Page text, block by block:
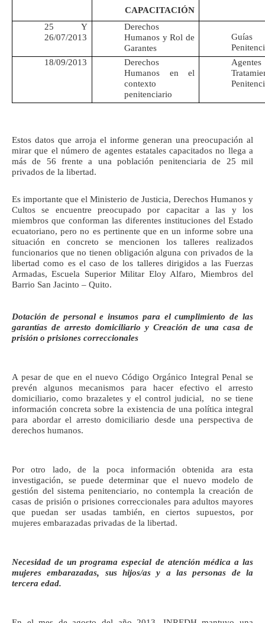
CAPACITACIÓN
25 Y
26/07/2013
Derechos
Humanos y Rol de
Garantes
Guías
18/09/2013
Derechos
Humanos en el
contexto
penitenciario
Estos datos que arroja el informe generan una preocupación al
mirar que el número de agentes estatales capacitados no llega a
más de 56 frente a una población penitenciaria de 25 mil
privados de la libertad.
Es importante que el Ministerio de Justicia, Derechos Humanos y
Cultos se encuentre preocupado por capacitar a las y los
miembros que conforman las diferentes instituciones del Estado
ecuatoriano, pero no es pertinente que en un informe sobre una
situación en concreto se mencionen los talleres realizados
funcionarios que no tienen obligación alguna con privados de la
libertad como es el caso de los talleres dirigidos a las Fuerzas
Armadas, Escuela Superior Militar Eloy Alfaro, Miembros del
Barrio San Jacinto – Quito.
Dotación de personal e insumos para el cumplimiento de las
garantías de arresto domiciliario y Creación de una casa de
prisión o prisiones correccionales
A pesar de que en el nuevo Código Orgánico Integral Penal se
prevén algunos mecanismos para hacer efectivo el arresto
domiciliario, como brazaletes y el control judicial, no se tiene
información concreta sobre la existencia de una política integral
para abordar el arresto domiciliario desde una perspectiva de
derechos humanos.
Por otro lado, de la poca información obtenida ara esta
investigación, se puede determinar que el nuevo modelo de
gestión del sistema penitenciario, no contempla la creación de
casas de prisión o prisiones correccionales para adultos mayores
que puedan ser usadas también, en ciertos supuestos, por
mujeres embarazadas privadas de la libertad.
Necesidad de un programa especial de atención médica a las
mujeres embarazadas, sus hijos/as y a las personas de la
tercera edad.